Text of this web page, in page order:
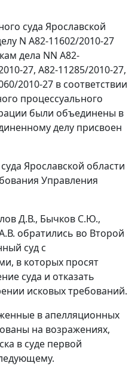
суда Ярославской
N А82-11602/2010-27
дела NN А82-
27, А82-11285/2010-27,
2010-27 в соответствии
процессуального
были объединены в
делу присвоен
Ярославской области
Управления
Д.В., Бычков С.Ю.,
обратились во Второй
суд с
в которых просят
суда и отказать
исковых требований.
в апелляционных
на возражениях,
в суде первой